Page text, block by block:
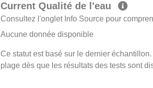
Current Qualité de l'eau
Consultez l'onglet Info Source pour
Aucune donnée disponible
Ce statut est basé sur le dernier
plage dès que les résultats des tests sont